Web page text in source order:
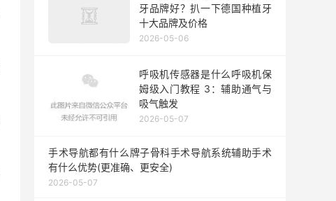
牙品牌好？扒一下德国种植牙
十大品牌及价格
2026-05-06
呼吸机传感器是什么呼吸机保
姆级入门教程 3：辅助通气与
吸气触发
2026-05-07
手术导航都有什么牌子骨科手术导航系统辅助手术
有什么优势(更准确、更安全)
2026-05-07